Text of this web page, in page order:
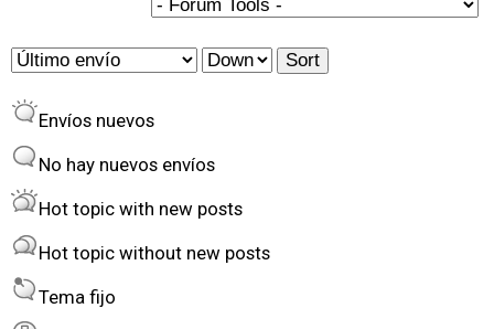
s
O
d
e
r
y
S
t
Envíos nuevos
No hay nuevos envíos
Hot topic with new posts
Hot topic without new posts
Tema fijo